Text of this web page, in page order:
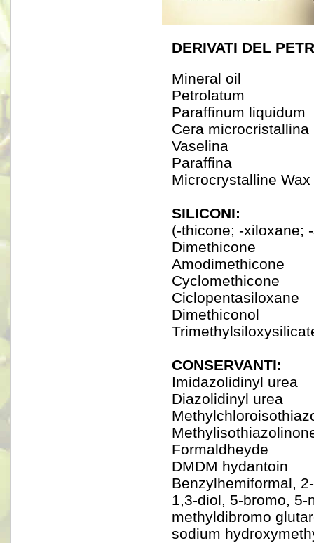
DERIVATI DEL
Mineral oil
Petrolatum
Paraffinum liquidum
Cera microcristallina
Vaselina
Paraffina
Microcrystalline Wax
SILICONI:
(-thicone; -xiloxane;
Dimethicone
Amodimethicone
Cyclomethicone
Ciclopentasiloxane
Dimethiconol
CONSERVANTI:
Imidazolidinyl urea
Diazolidinyl urea
Formaldheyde
DMDM hydantoin
Benzylhemiformal,
1,3-diol, 5-bromo, 5-
methyldibromo
sodium